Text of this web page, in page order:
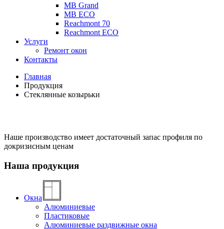
MB Grand
MB ECO
Reachmont 70
Reachmont ECO
Услуги
Ремонт окон
Контакты
Главная
Продукция
Стеклянные козырьки
Наше производство имеет достаточный запас профиля по
докризисным ценам
Наша продукция
Окна
Алюминиевые
Пластиковые
Алюминиевые раздвижные окна